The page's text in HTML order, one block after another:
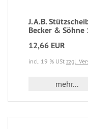
J.A.B.
Becker & Söhne
12,66 EUR
incl. 19 % USt zzgl.
mehr...